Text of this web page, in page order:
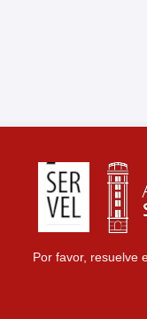
Por favor, resuelve